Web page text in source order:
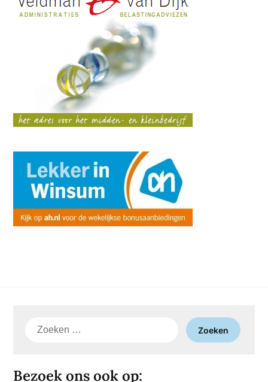
Zoeken
Bezoek ons ook op: